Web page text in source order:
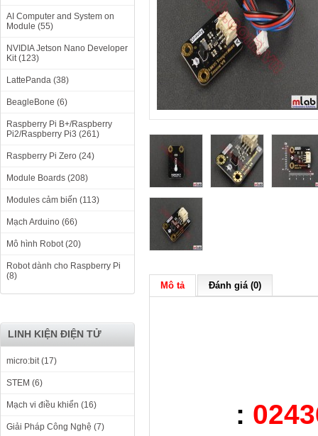
AI Computer and System on
Module (55)
NVIDIA Jetson Nano Developer
Kit (123)
LattePanda (38)
BeagleBone (6)
Raspberry Pi B+/Raspberry
Pi2/Raspberry Pi3 (261)
Raspberry Pi Zero (24)
Module Boards (208)
Modules cảm biến (113)
Mạch Arduino (66)
Mô hình Robot (20)
Robot dành cho Raspberry Pi
(8)
LINH KIỆN ĐIỆN TỬ
micro:bit (17)
STEM (6)
Mạch vi điều khiển (16)
Giải Pháp Công Nghệ (7)
Mô tả Đánh giá (0)
: